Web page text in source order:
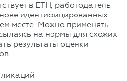
в ЕТН, работодатель
идентифицированных
месте. Можно применять
на нормы для схожих
результаты оценки